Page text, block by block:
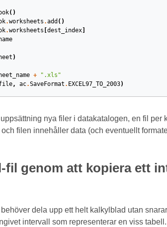
()
.worksheets .add ()
.worksheets dest_index]
)
+
".xls"
, ac.SaveFormat . EXCEL97_TO_2003)
nya filer i datakatalogen, en fil
filen innehåller data (och eventuellt
fil genom att kopiera ett
dela upp ett helt kalkylblad utan
intervall som representerar en viss